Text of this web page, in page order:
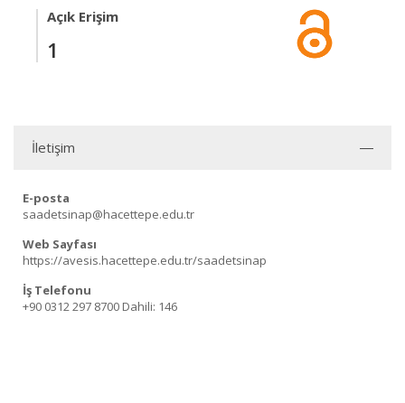
Açık Erişim
1
İletişim
E-posta
saadetsinap@hacettepe.edu.tr
Web Sayfası
https://avesis.hacettepe.edu.tr/saadetsinap
İş Telefonu
+90 0312 297 8700 Dahili: 146